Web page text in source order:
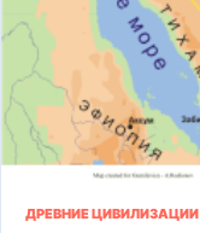
ДРЕВНИЕ ЦИВИЛИЗАЦИИ